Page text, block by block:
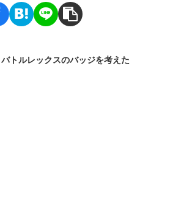
バトルレックスのバッジを考えた